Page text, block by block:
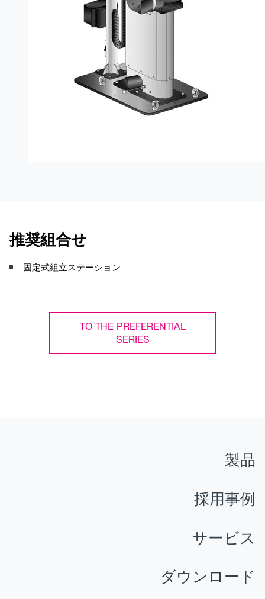
推奨組合せ
固定式組立ステーション
TO THE PREFERENTIAL
SERIES
製品
採用事例
サービス
ダウンロード